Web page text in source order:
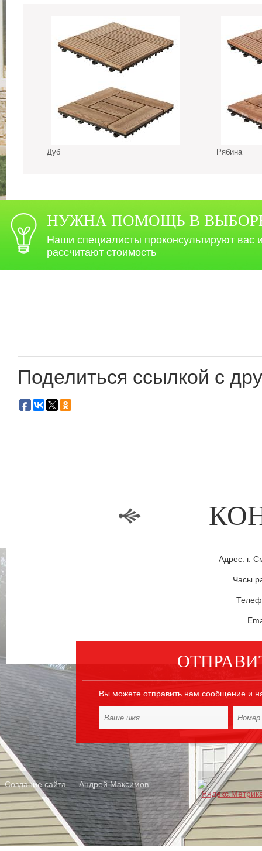
Дуб Рябина
НУЖНА ПОМОЩЬ В
Наши специалисты проконсультируют вас
рассчитают стоимость
Поделиться ссылкой с
Адрес: г.
Часы
Вы можете отправить нам сообщение и
Создание сайта— Андрей Максимов